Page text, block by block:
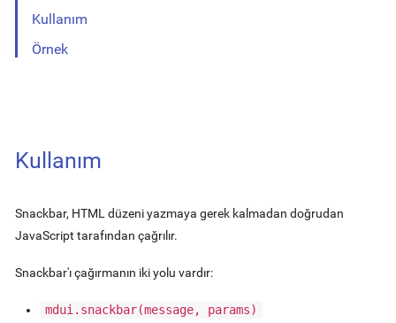
Kullanım
Örnek
Kullanım
Snackbar, HTML düzeni yazmaya gerek kalmadan doğrudan
JavaScript tarafından çağrılır.
Snackbar'ı çağırmanın iki yolu vardır:
mdui.snackbar(message, params)